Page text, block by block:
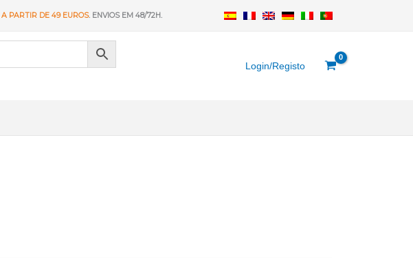
A PARTIR DE 49 EUROS. ENVIOS EM 48/72H.
Login/Registo